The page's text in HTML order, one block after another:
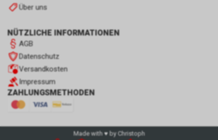
Über uns
NÜTZLICHE INFORMATIONEN
AGB
Datenschutz
Versandkosten
Impressum
ZAHLUNGSMETHODEN
Made with ♥ by Christoph